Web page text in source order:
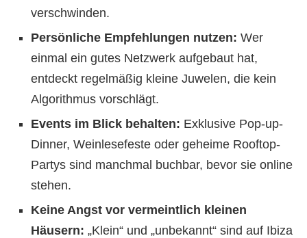
verschwinden.
Persönliche Empfehlungen nutzen: Wer
einmal ein gutes Netzwerk aufgebaut hat,
entdeckt regelmäßig kleine Juwelen, die kein
Algorithmus vorschlägt.
Events im Blick behalten: Exklusive Pop-up-
Dinner, Weinlesefeste oder geheime Rooftop-
Partys sind manchmal buchbar, bevor sie online
stehen.
Keine Angst vor vermeintlich kleinen
Häusern: „Klein“ und „unbekannt“ sind auf Ibiza